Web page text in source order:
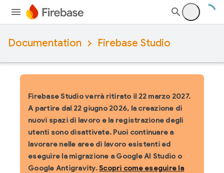
Documentation Firebase Studio
Firebase Studio verrà ritirato il 22 marzo 2027.
A partire dal 22 giugno 2026, la creazione di
nuovi spazi di lavoro e la registrazione degli
utenti sono disattivate. Puoi continuare a
lavorare nelle aree di lavoro esistenti ed
eseguire la migrazione a Google AI Studio o
Google Antigravity.Scopri come eseguire la